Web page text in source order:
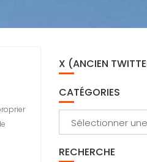
X (ANCIEN
CATÉGORIES
RECHERCHE